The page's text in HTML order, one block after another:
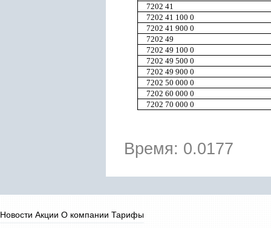
7202 41
7202 41 100 0
7202 41 900 0
7202 49
7202 49 100 0
7202 49 500 0
7202 49 900 0
7202 50 000 0
7202 60 000 0
7202 70 000 0
Время: 0.0177
Новости Акции О компании Тарифы